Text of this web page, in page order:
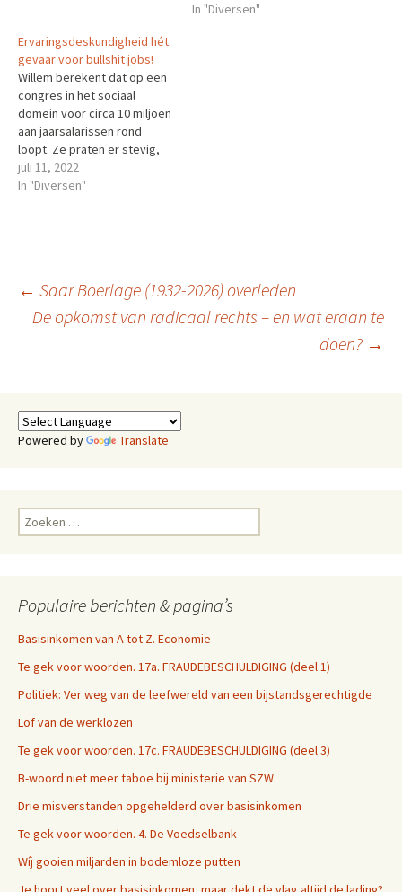
van extreme controle
systemen, vermoeden van
fraude, administratieve
rompslomp etc.Lees verder
Het bericht…
slecht is. Graebers scherpe
In "Diversen"
Ervaringsdeskundigheid hét
gevaar voor bullshit jobs!
Willem berekent dat op een
congres in het sociaal
domein voor circa 10 miljoen
aan jaarsalarissen rond
loopt. Ze praten er stevig,
maar zonder dat er in de
uitvoering echt iets
gevaar voor bullshit…
juli 11, 2022
In "Diversen"
Berichtnavigatie
← Saar Boerlage (1932-2026) overleden
De opkomst van radicaal rechts – en wat eraan te
doen? →
Powered by Translate
Zoeken
naar:
Populaire berichten & pagina’s
Basisinkomen van A tot Z. Economie
Te gek voor woorden. 17a. FRAUDEBESCHULDIGING (deel 1)
Politiek: Ver weg van de leefwereld van een bijstandsgerechtigde
Lof van de werklozen
Te gek voor woorden. 17c. FRAUDEBESCHULDIGING (deel 3)
B-woord niet meer taboe bij ministerie van SZW
Drie misverstanden opgehelderd over basisinkomen
Te gek voor woorden. 4. De Voedselbank
Wíj gooien miljarden in bodemloze putten